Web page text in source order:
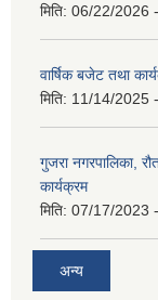
मिति: 06/22/2026
वार्षिक बजेट तथा
मिति: 11/14/2025
गुजरा नगरपालिका,
कार्यक्रम
मिति: 07/17/2023
अन्य